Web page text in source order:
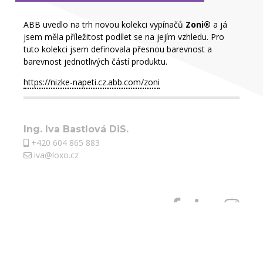
ABB uvedlo na trh novou kolekci vypínačů Zoni® a já
jsem měla příležitost podílet se na jejím vzhledu. Pro
tuto kolekci jsem definovala přesnou barevnost a
barevnost jednotlivých částí produktu.
https://nizke-napeti.cz.abb.com/zoni
Ing. Iva Bastlová DiS.
+420 604 865 883
iva@loxo.cz